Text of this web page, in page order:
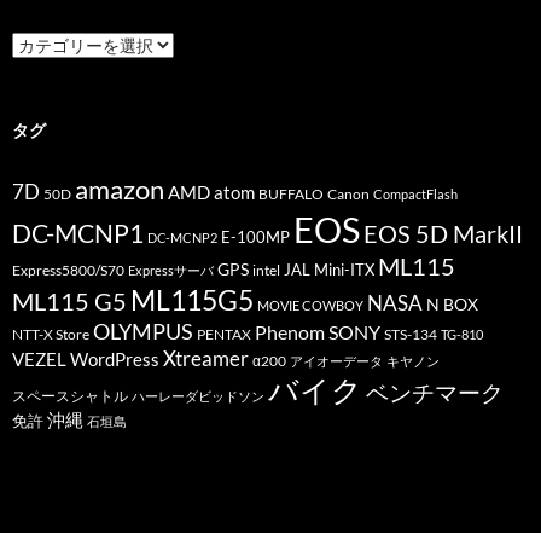
カ
テ
ー
タグ
7D 50D amazon AMDatom BUFFALO Canon CompactFlash
DC-MCNP1 DC-MCNP2 E-100MP EOSEOS 5D MarkII
Express5800/S70 Expressサーバ GPS intel JAL Mini-ITX ML115
ML115 G5 ML115G5 MOVIE COWBOY NASA N BOX
NTT-X Store OLYMPUS PENTAX PhenomSONY STS-134 TG-810
VEZELWordPress Xtreamer α200 アイオーデータ キヤノン
スペースシャトル ハーレーダビッドソン バイク ベンチマーク
免許沖縄 石垣島